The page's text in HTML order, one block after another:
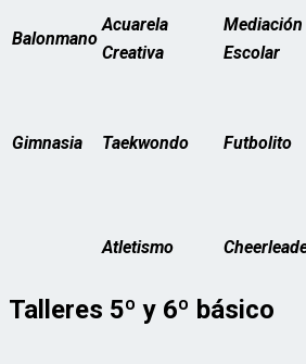
Balonmano
Acuarela
Creativa
Mediación
Escolar
Gimnasia Taekwondo Futbolito
Atletismo
Talleres 5º y 6º básico